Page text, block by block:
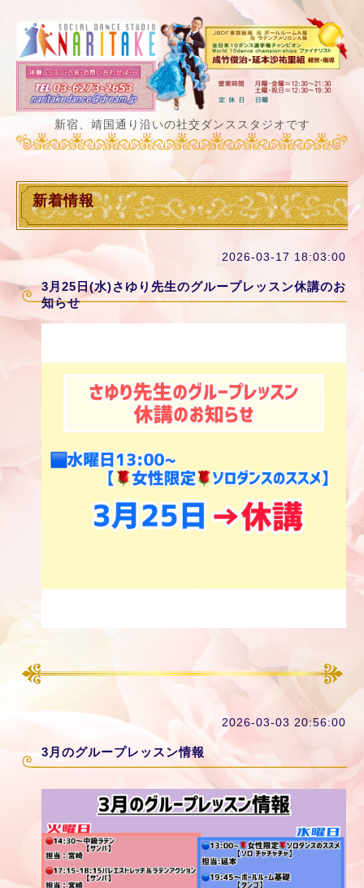
新宿、靖国通り沿いの社交ダンススタジオです
新着情報
2026-03-17 18:03:00
3月25日(水)さゆり先生のグループレッスン休講のお
知らせ
2026-03-03 20:56:00
3月のグループレッスン情報